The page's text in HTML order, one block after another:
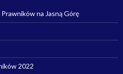
na Jasną Górę
2022